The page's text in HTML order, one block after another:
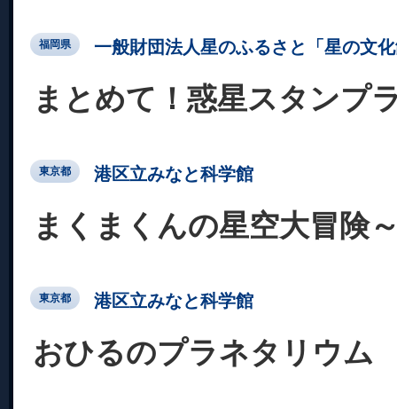
福岡県 一般財団法人星のふるさと「星の文
まとめて！惑星スタンプ
東京都 港区立みなと科学館
まくまくんの星空大冒険
東京都 港区立みなと科学館
おひるのプラネタリウム